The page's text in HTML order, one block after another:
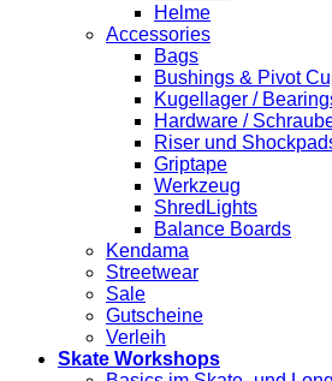
Helme
Accessories
Bags
Bushings & Pivot
Kugellager /
Hardware /
Riser und
Griptape
Werkzeug
ShredLights
Balance Boards
Kendama
Streetwear
Sale
Gutscheine
Verleih
Skate Workshops